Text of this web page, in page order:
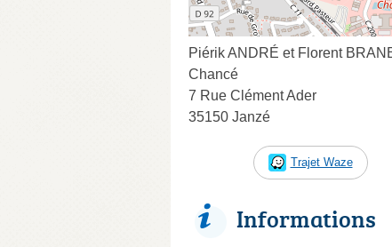
Piérik ANDRÉ et Florent
Chancé
7 Rue Clément Ader
35150 Janzé
Trajet Waze
Informations